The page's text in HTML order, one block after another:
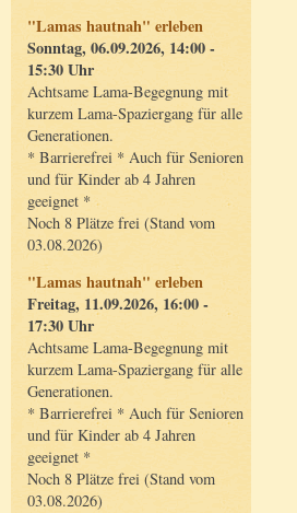
"Lamas hautnah" erleben
Sonntag, 06.09.2026, 14:00 -
15:30 Uhr
Achtsame Lama-Begegnung mit
kurzem Lama-Spaziergang für alle
Generationen.
* Barrierefrei * Auch für Senioren
und für Kinder ab 4 Jahren
geeignet *
Noch 8 Plätze frei (Stand vom
03.08.2026)
"Lamas hautnah" erleben
Freitag, 11.09.2026, 16:00 -
17:30 Uhr
Achtsame Lama-Begegnung mit
kurzem Lama-Spaziergang für alle
Generationen.
* Barrierefrei * Auch für Senioren
und für Kinder ab 4 Jahren
geeignet *
Noch 8 Plätze frei (Stand vom
03.08.2026)